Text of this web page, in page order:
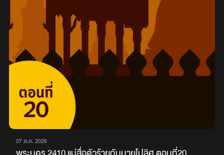
07 ส.ค. 2026